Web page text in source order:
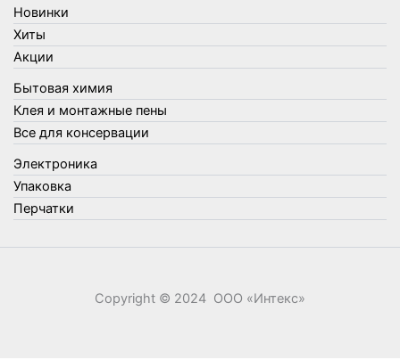
Упаковка
Утеплители и прочее
Фонари, лампы и удлинители
Хозяйственные товары
Швабры, стекломои, черенки и насадки
Шнуры, веревки и шпагаты
Электроника
Элементы питания
Новинки
Хиты
Акции
Бытовая химия
Клея и монтажные пены
Все для консервации
Электроника
Упаковка
Перчатки
Copyright © 2024 ООО «‎Интекс»‎